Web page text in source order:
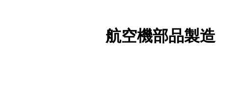
航空機部品製造